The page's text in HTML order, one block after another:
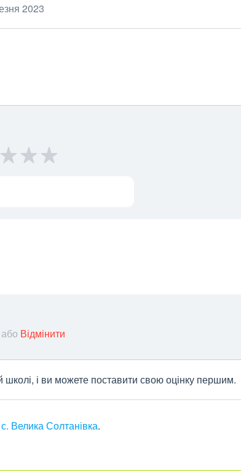
2023
або Відмінити
школі, і ви можете поставити свою оцінку першим.
Велика Солтанівка.